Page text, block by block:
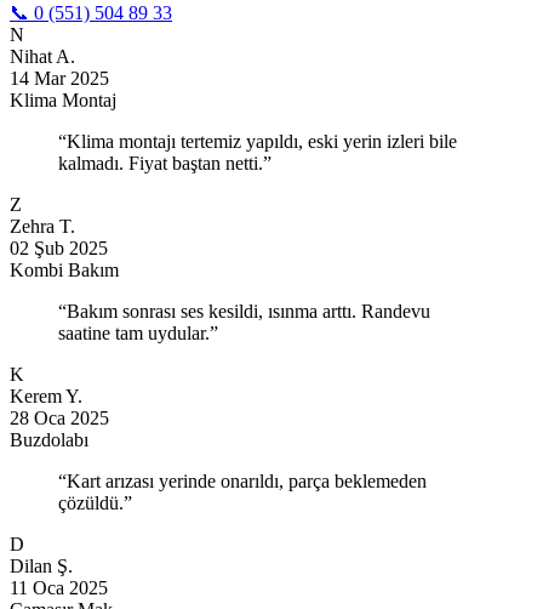
📞 0 (551) 504 89 33
N
Nihat A.
14 Mar 2025
Klima Montaj
“Klima montajı tertemiz yapıldı, eski yerin izleri bile
kalmadı. Fiyat baştan netti.”
Z
Zehra T.
02 Şub 2025
Kombi Bakım
“Bakım sonrası ses kesildi, ısınma arttı. Randevu
saatine tam uydular.”
K
Kerem Y.
28 Oca 2025
Buzdolabı
“Kart arızası yerinde onarıldı, parça beklemeden
çözüldü.”
D
Dilan Ş.
11 Oca 2025